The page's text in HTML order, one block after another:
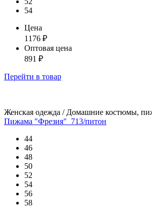
54
Цена
1176 ₽
Оптовая цена
891 ₽
Перейти в товар
Женская одежда / Домашние костюмы,
Пижама "Фрезия"_713/питон
44
46
48
50
52
54
56
58